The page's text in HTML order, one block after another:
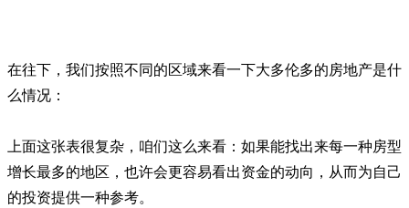
在往下，我们按照不同的区域来看一下大多伦多的房地产是什
么情况：
上面这张表很复杂，咱们这么来看：如果能找出来每一种房型
增长最多的地区，也许会更容易看出资金的动向，从而为自己
的投资提供一种参考。